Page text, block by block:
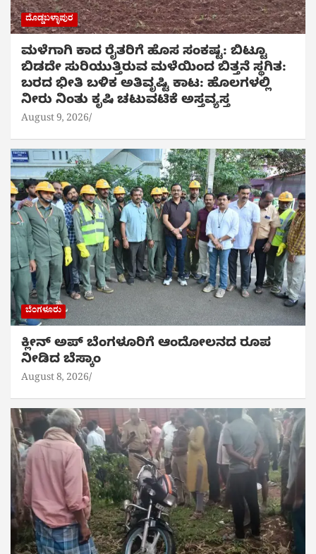
ದೊಡ್ಡಬಳ್ಳಾಪುರ
ಮಳೆಗಾಗಿ ಕಾದ ರೈತರಿಗೆ ಹೊಸ ಸಂಕಷ್ಟ: ಬಿಟ್ಟೂ
ಬಿಡದೇ ಸುರಿಯುತ್ತಿರುವ ಮಳೆಯಿಂದ ಬಿತ್ತನೆ ಸ್ಥಗಿತ:
ಬರದ ಭೀತಿ ಬಳಿಕ ಅತಿವೃಷ್ಟಿ ಕಾಟ: ಹೊಲಗಳಲ್ಲಿ
ನೀರು ನಿಂತು ಕೃಷಿ ಚಟುವಟಿಕೆ ಅಸ್ತವ್ಯಸ್ತ
August 9, 2026
ಬೆಂಗಳೂರು
ಕ್ಲೀನ್ ಅಪ್ ಬೆಂಗಳೂರಿಗೆ ಆಂದೋಲನದ ರೂಪ
ನೀಡಿದ ಬೆಸ್ಕಾಂ
August 8, 2026